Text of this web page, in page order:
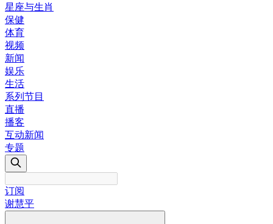
星座与生肖
保健
体育
视频
新闻
娱乐
生活
系列节目
直播
播客
互动新闻
专题
订阅
谢慧平